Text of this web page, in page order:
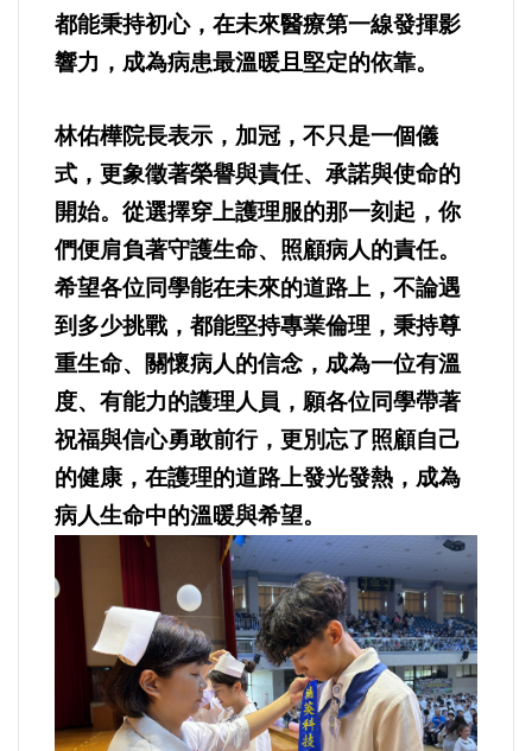
文化資產/文物保護
好人好事/人物介紹
都能秉持初心，在未來醫療第一線發揮影
響力，成為病患最溫暖且堅定的依靠。
林佑樺院長表示，加冠，不只是一個儀
式，更象徵著榮譽與責任、承諾與使命的
開始。從選擇穿上護理服的那一刻起，你
們便肩負著守護生命、照顧病人的責任。
希望各位同學能在未來的道路上，不論遇
到多少挑戰，都能堅持專業倫理，秉持尊
重生命、關懷病人的信念，成為一位有溫
度、有能力的護理人員，願各位同學帶著
祝福與信心勇敢前行，更別忘了照顧自己
的健康，在護理的道路上發光發熱，成為
病人生命中的溫暖與希望。